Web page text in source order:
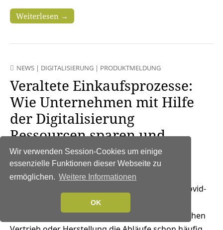
Wir verwenden Session-Cookies um einige
essenzielle Funktionen dieser Webseite zu
ermöglichen. Weitere Informationen
OK
Weiterlesen →
NEWS | DIGITALISIERUNG | PRODUKTMELDUNG
Veraltete Einkaufsprozesse:
Wie Unternehmen mit Hilfe
der Digitalisierung
Ressourcen sparen und
Mitarbeiter entlasten
2. Juli 2021
Vor allem in Zeiten von Covid-
19 ist kosteneffizientes Wirtschaften für
Unternehmen essenziell. Während in den Bereichen